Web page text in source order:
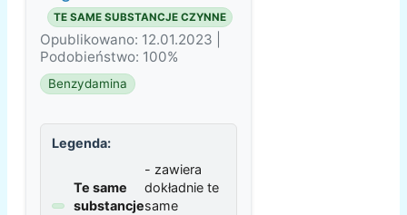
TE SAME SUBSTANCJE CZYNNE
Opublikowano: 12.01.2023 |
Podobieństwo: 100%
Benzydamina
Legenda:
Te same
substancje
- zawiera
dokładnie te
same